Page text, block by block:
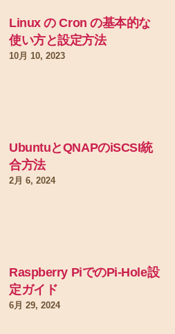
Linux の Cron の基本的な
使い方と設定方法
10月 10, 2023
UbuntuとQNAPのiSCSI統
合方法
2月 6, 2024
Raspberry PiでのPi-Hole設
定ガイド
6月 29, 2024